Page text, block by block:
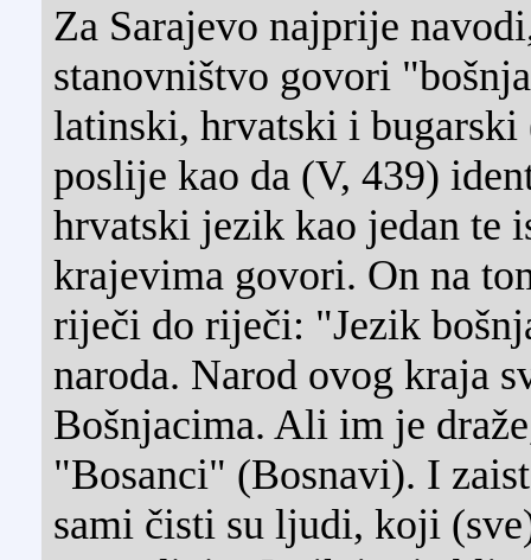
Za Sarajevo najprije
stanovništvo govori
latinski, hrvatski i bugarski
poslije kao da (V, 439)
hrvatski jezik kao jedan te
krajevima govori. On na
riječi do riječi: "Jezik
naroda. Narod ovog kraja
Bošnjacima. Ali im je
"Bosanci" (Bosnavi). I
sami čisti su ljudi, koji